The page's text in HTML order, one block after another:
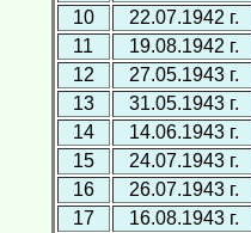
10
22.07.1942 г.
11
19.08.1942 г.
12
27.05.1943 г.
13
31.05.1943 г.
14
14.06.1943 г.
15
24.07.1943 г.
16
26.07.1943 г.
17
16.08.1943 г.